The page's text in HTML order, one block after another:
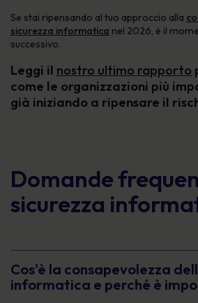
Se stai ripensando al tuo approccio alla
sicurezza informatica nel 2026, è il
successivo.
Leggi il nostro ultimo rapporto
come le organizzazioni più
già iniziando a ripensare il
Domande
sicurezza
Cos'è la consapevolezza
informatica e perché è